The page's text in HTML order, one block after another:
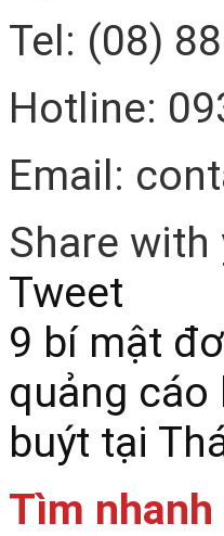
Tel: (08)
Hotline:
Email:
Share
Tweet
9 bí mật
quảng cáo
buýt tại
Tìm nhanh